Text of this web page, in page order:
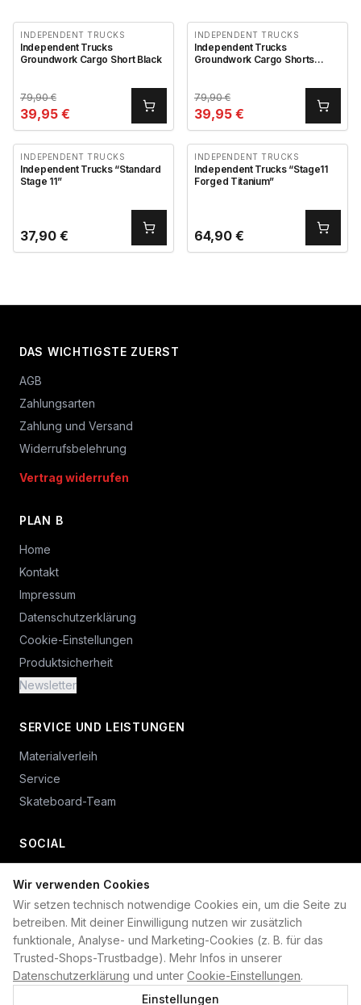
Wir verwenden Cookies
Wir setzen technisch notwendige Cookies ein, um die Seite zu
betreiben. Mit deiner Einwilligung nutzen wir zusätzlich
funktionale, Analyse- und Marketing-Cookies (z. B. für das
Trusted-Shops-Trustbadge). Mehr Infos in unserer
Datenschutzerklärung und unter Cookie-Einstellungen.
Einstellungen
INDEPENDENT TRUCKS
Independent Trucks
Groundwork Cargo Short Black
79,90€
39,95 €
INDEPENDENT TRUCKS
Independent Trucks
Groundwork Cargo Shorts
79,90€
39,95 €
INDEPENDENT TRUCKS
Independent Trucks “Standard
Stage 11”
37,90 €
INDEPENDENT TRUCKS
Independent Trucks “Stage11
Forged Titanium”
64,90 €
DAS WICHTIGSTE ZUERST
AGB
Zahlungsarten
Zahlung und Versand
Widerrufsbelehrung
Vertrag widerrufen
PLAN B
Home
Kontakt
Impressum
Datenschutzerklärung
Cookie-Einstellungen
Produktsicherheit
Newsletter
SERVICE UND LEISTUNGEN
Materialverleih
Service
Skateboard-Team
SOCIAL
+49 234 687 00 38
shop@plan-b-funsport.de
Sichere Zahlung mit: